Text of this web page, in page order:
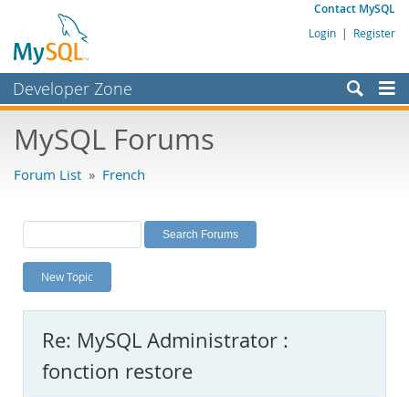
Contact MySQL
Login | Register
Developer Zone
Bugs
Labs
Planet MySQL
News and Events
MySQL.com
Downloads
MySQL Forums
Forum List » French
New Topic
Re: MySQL Administrator :
fonction restore